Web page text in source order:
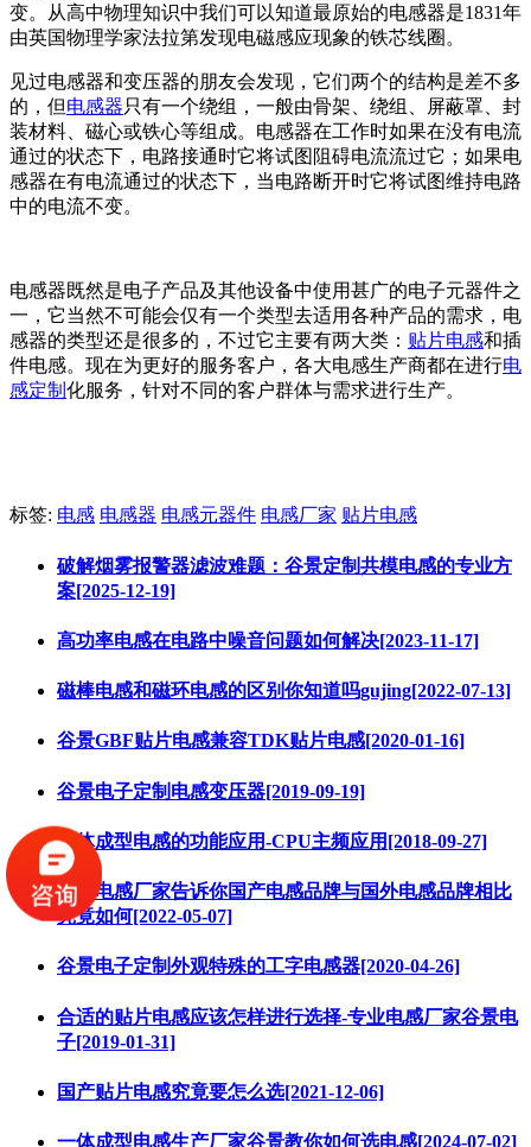
变。从高中物理知识中我们可以知道最原始的电感器是1831年
由英国物理学家法拉第发现电磁感应现象的铁芯线圈。
见过电感器和变压器的朋友会发现，它们两个的结构是差不多
的，但电感器只有一个绕组，一般由骨架、绕组、屏蔽罩、封
装材料、磁心或铁心等组成。电感器在工作时如果在没有电流
通过的状态下，电路接通时它将试图阻碍电流流过它；如果电
感器在有电流通过的状态下，当电路断开时它将试图维持电路
中的电流不变。
电感器既然是电子产品及其他设备中使用甚广的电子元器件之
一，它当然不可能会仅有一个类型去适用各种产品的需求，电
感器的类型还是很多的，不过它主要有两大类： 贴片电感和插
件电感。现在为更好的服务客户，各大电感生产商都在进行电
感定制 化服务，针对不同的客户群体与需求进行生产。
标签: 电感 电感器 电感元器件 电感厂家 贴片电感
破解烟雾报警器滤波难题：谷景定制共模电感的专业方
案[2025-12-19]
高功率电感在电路中噪音问题如何解决[2023-11-17]
磁棒电感和磁环电感的区别你知道吗gujing[2022-07-13]
谷景GBF贴片电感兼容TDK贴片电感[2020-01-16]
谷景电子定制电感变压器[2019-09-19]
一体成型电感的功能应用-CPU主频应用[2018-09-27]
18年电感厂家告诉你国产电感品牌与国外电感品牌相比
究竟如何[2022-05-07]
谷景电子定制外观特殊的工字电感器[2020-04-26]
合适的贴片电感应该怎样进行选择-专业电感厂家谷景电
子[2019-01-31]
国产贴片电感究竟要怎么选[2021-12-06]
一体成型电感生产厂家谷景教你如何选电感[2024-07-02]